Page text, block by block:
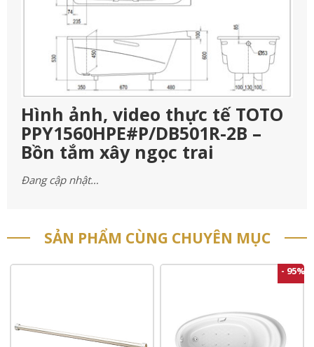
Hình ảnh, video thực tế TOTO
PPY1560HPE#P/DB501R-2B –
Bồn tắm xây ngọc trai
Đang cập nhật…
SẢN PHẨM CÙNG CHUYÊN MỤC
- 95%